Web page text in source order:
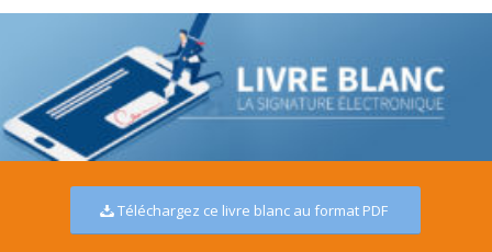
Téléchargez ce livre blanc au format PDF